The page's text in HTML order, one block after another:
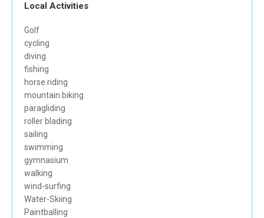
Local Activities
Golf
cycling
diving
fishing
horse riding
mountain biking
paragliding
roller blading
sailing
swimming
gymnasium
walking
wind-surfing
Water-Skiing
Paintballing